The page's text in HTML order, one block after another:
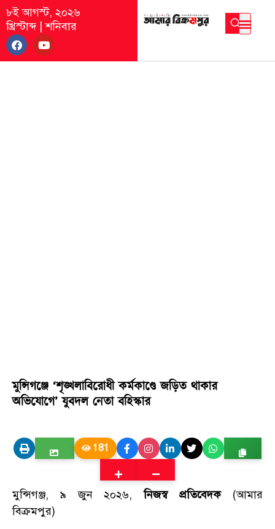
৮ই আগস্ট, ২০২৬
খ্রিস্টাব্দ|শনিবার
মুন্সিগঞ্জে ‘শৃঙ্খলাবিরোধী কর্মকাণ্ডে জড়িত থাকার
অভিযোগে’ যুবদল নেতা বহিস্কার
181
মুন্সিগঞ্জ, ৯ জুন ২০২৬, নিজস্ব প্রতিবেদক(আমার
বিক্রমপুর)